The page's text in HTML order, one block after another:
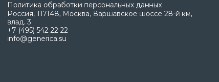
Политика обработки персональных данных
Россия, 117148, Москва, Варшавское шоссе 28-й км,
влад. 3
+7 (495) 542 22 22
info@generica.su